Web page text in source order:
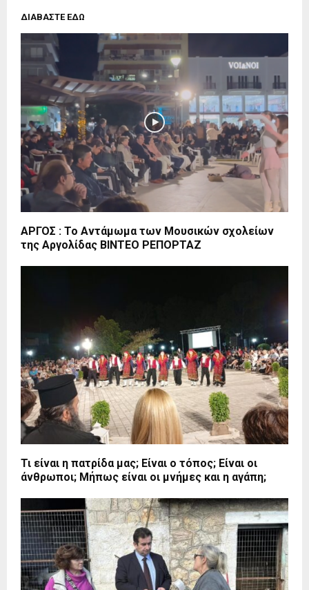
ΔΙΑΒΑΣΤΕ ΕΔΩ
ΑΡΓΟΣ : Το Αντάμωμα των Μουσικών σχολείων
της Αργολίδας ΒΙΝΤΕΟ ΡΕΠΟΡΤΑΖ
Τι είναι η πατρίδα μας; Είναι ο τόπος; Είναι οι
άνθρωποι; Μήπως είναι οι μνήμες και η αγάπη;